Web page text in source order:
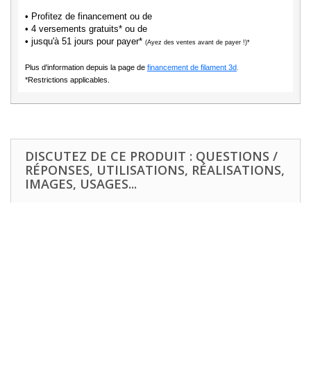
• Profitez de financement ou de
• 4 versements gratuits* ou de
• jusqu'à 51 jours pour payer* (Ayez des ventes avant de payer !)*
Plus d'information depuis la page de financement de filament 3d
*Restrictions applicables.
DISCUTEZ DE CE PRODUIT : QUESTIONS /
RÉPONSES, UTILISATIONS, RÉALISATIONS,
IMAGES, USAGES...